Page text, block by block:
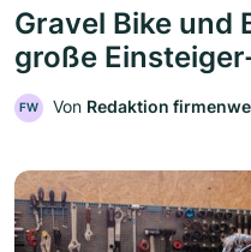
Gravel Bike und
große
FW Von Redaktion